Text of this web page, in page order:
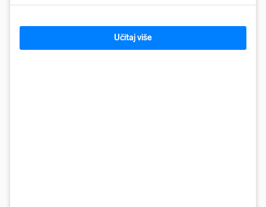
Učitaj više